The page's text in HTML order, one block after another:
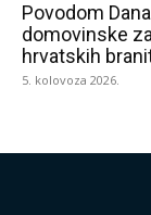
Povodom
domovinske
hrvatskih
5. kolovoza 2026.